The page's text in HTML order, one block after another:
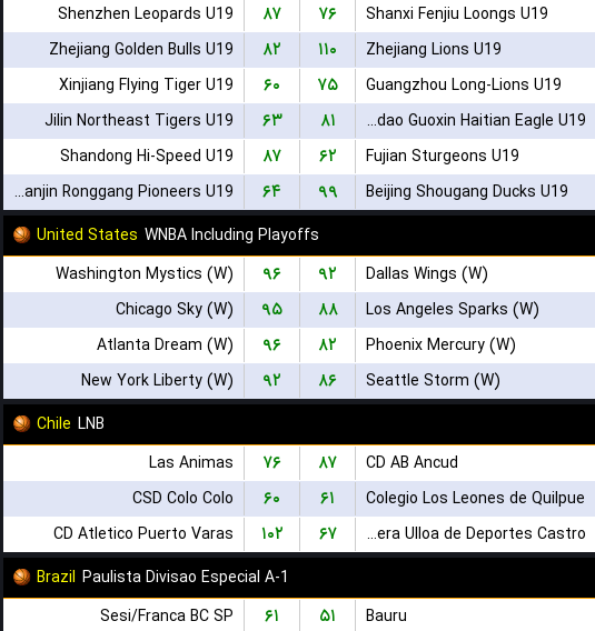
Shenzhen Leopards U19
۸۷ ۷۶ Shanxi Fenjiu Loongs U19
Zhejiang Golden Bulls U19
۸۲ ۱۱۰ Zhejiang Lions U19
Xinjiang Flying Tiger U19
۶۰ ۷۵ Guangzhou Long-Lions U19
Jilin Northeast Tigers U19
۶۳ ۸۱ Qingdao Guoxin Haitian Eagle U19
Shandong Hi-Speed U19
۸۷ ۶۲ Fujian Sturgeons U19
Tianjin Ronggang Pioneers U19
۶۴ ۹۹ Beijing Shougang Ducks U19
United States WNBA Including Playoffs
Washington Mystics (W)
۹۶ ۹۲ Dallas Wings (W)
Chicago Sky (W)
۹۵ ۸۸ Los Angeles Sparks (W)
Atlanta Dream (W)
۹۶ ۸۲ Phoenix Mercury (W)
New York Liberty (W)
۹۲ ۸۶ Seattle Storm (W)
Chile LNB
Las Animas
۷۶ ۸۷ CD AB Ancud
CSD Colo Colo
۶۰ ۶۱ Colegio Los Leones de Quilpue
CD Atletico Puerto Varas
۱۰۲ ۶۷ Naviera Ulloa de Deportes Castro
Brazil Paulista Divisao Especial A-1
Sesi/Franca BC SP
۶۱ ۵۱ Bauru